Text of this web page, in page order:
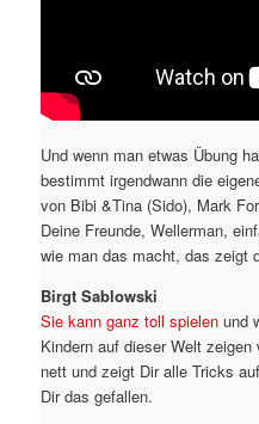
Und wenn man etwas Übung
bestimmt irgendwann die
von Bibi &Tina (Sido), Mark
Deine Freunde, Wellerman,
wie man das macht, das zeigt
Birgt Sablowski
Sie kann ganz toll spielen und
Kindern auf dieser Welt
nett und zeigt Dir alle Tricks
Dir das gefallen.